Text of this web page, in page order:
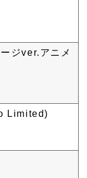
ジver.アニメ
Limited)